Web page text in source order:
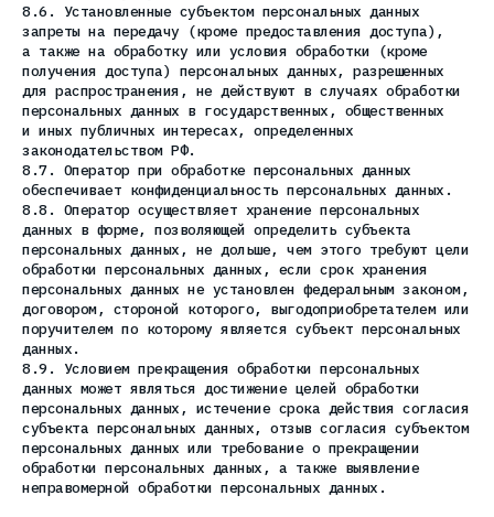
8.6. Установленные субъектом персональных данных
запреты на передачу (кроме предоставления доступа),
а также на обработку или условия обработки (кроме
получения доступа) персональных данных, разрешенных
для распространения, не действуют в случаях обработки
персональных данных в государственных, общественных
и иных публичных интересах, определенных
законодательством РФ.
8.7. Оператор при обработке персональных данных
обеспечивает конфиденциальность персональных данных.
8.8. Оператор осуществляет хранение персональных
данных в форме, позволяющей определить субъекта
персональных данных, не дольше, чем этого требуют цели
обработки персональных данных, если срок хранения
персональных данных не установлен федеральным законом,
договором, стороной которого, выгодоприобретателем или
поручителем по которому является субъект персональных
данных.
8.9. Условием прекращения обработки персональных
данных может являться достижение целей обработки
персональных данных, истечение срока действия согласия
субъекта персональных данных, отзыв согласия субъектом
персональных данных или требование о прекращении
обработки персональных данных, а также выявление
неправомерной обработки персональных данных.